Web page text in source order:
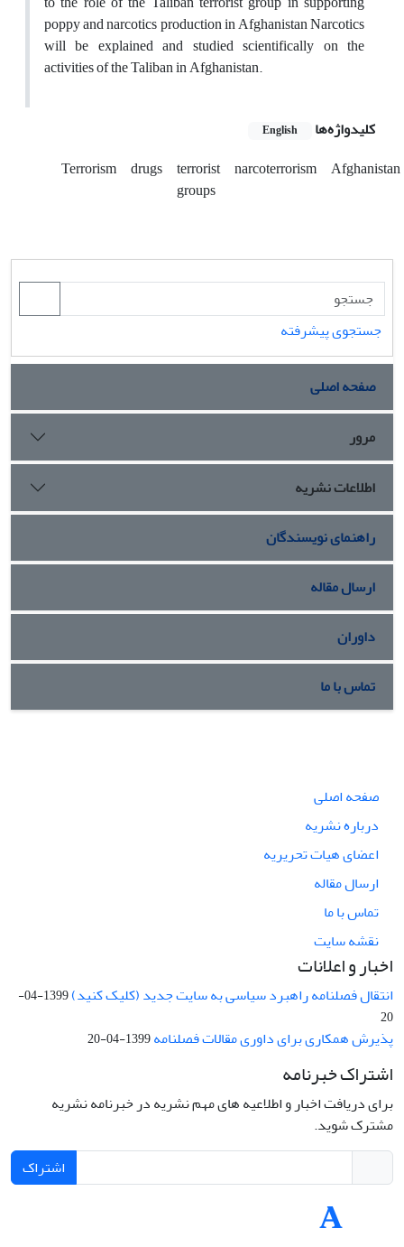
poppy and narcotics production in Afghanistan Narcotics
will be explained and studied scientifically on the
activities of the Taliban in Afghanistan.
کلیدواژه‌ها English
Terrorism drugs terrorist
groups
narcoterrorism Afghanistan
جستجوی پیشرفته
صفحه اصلی
مرور
اطلاعات نشریه
راهنمای نویسندگان
ارسال مقاله
داوران
تماس با ما
صفحه اصلی
درباره نشریه
اعضای هیات تحریریه
ارسال مقاله
تماس با ما
نقشه سایت
اخبار و اعلانات
انتقال فصلنامه راهبرد سیاسی به سایت جدید (کلیک کنید)
1399-04-
20
پذیرش همکاری برای داوری مقالات فصلنامه1399-04-20
اشتراک خبرنامه
برای دریافت اخبار و اطلاعیه های مهم نشریه در خبرنامه نشریه
مشترک شوید.
اشتراک